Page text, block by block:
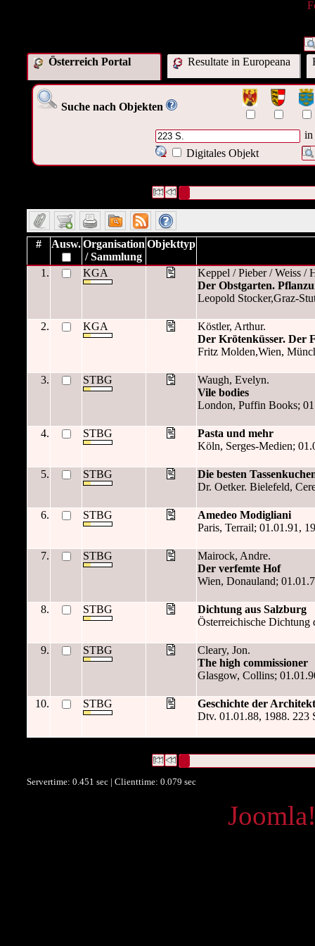
Österreich Portal Resultate in Europeana
Suche nach Objekten
in
Digitales Objekt
# Ausw. Organisation
/ Sammlung
Objekttyp
1. KGA
Keppel / Pieber / Weiss /
Der Obstgarten.
Leopold Stocker,Graz-
2. KGA
Köstler, Arthur.
Der Krötenküsser. Der
Fritz Molden,Wien,
3. STBG
Waugh, Evelyn.
Vile bodies
London, Puffin Books;
4. STBG
Pasta und mehr
Köln, Serges-Medien;
5. STBG
Die besten
Dr. Oetker. Bielefeld,
6. STBG
Amedeo Modigliani
Paris, Terrail; 01.01.91,
7. STBG
Mairock, Andre.
Der verfemte Hof
Wien, Donauland;
8. STBG
Dichtung aus Salzburg
Österreichische Dichtung
9. STBG
Cleary, Jon.
The high commissioner
Glasgow, Collins;
10. STBG
Geschichte der
Dtv. 01.01.88, 1988. 223
Servertime: 0.451 sec | Clienttime: 0.079 sec